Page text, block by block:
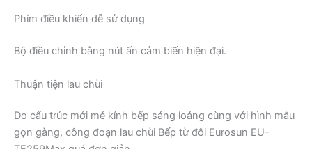
Phím điều khiển dễ sử dụng
Bộ điều chỉnh bằng nút ấn cảm biến hiện đại.
Thuận tiện lau chùi
Do cấu trúc mới mẻ kính bếp sáng loáng cùng với hình mẫu
gọn gàng, công đoạn lau chùi Bếp từ đôi Eurosun EU-